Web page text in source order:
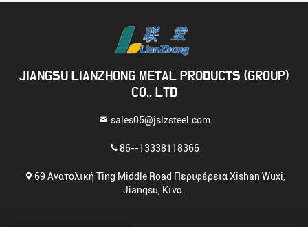
JIANGSU LIANZHONG METAL PRODUCTS (GROUP)
CO., LTD
sales05@jslzsteel.com
86--13338118366
69 Ανατολική Ting Middle Road Περιφέρεια Xishan Wuxi,
Jiangsu, Κίνα.